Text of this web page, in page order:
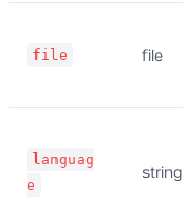
file file
languag
e
string